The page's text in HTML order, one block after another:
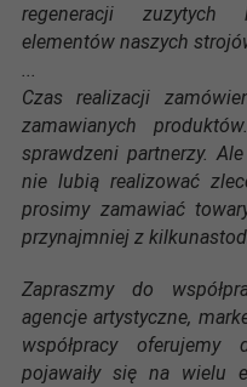
regeneracji zuzytych
elementów naszych
...
Czas realizacji
zamawianych
sprawdzeni partnerzy.
nie lubią realizować
prosimy zamawiać
przynajmniej z
Zapraszmy do
agencje artystyczne,
współpracy
pojawaiły się na wielu